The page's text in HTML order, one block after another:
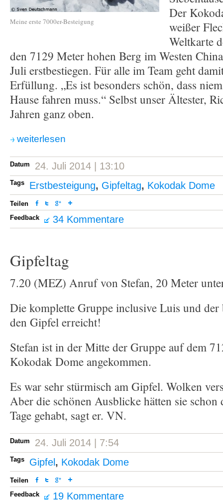
Meine erste 7000er-Besteigung
Der
weißer
Weltkarte
den 7129 Meter hohen Berg im Westen
Juli erstbestiegen. Für alle im Team geht
Erfüllung. „Es ist besonders schön, dass
Hause fahren muss.“ Selbst unser Ältester,
Jahren ganz oben.
weiterlesen
Datum 24. Juli 2014 | 13:10
Tags Erstbesteigung, Gipfeltag, Kokodak Dome
Teilen
Feedback
34 Kommentare
Gipfeltag
7.20 (MEZ) Anruf von Stefan, 20 Meter
Die komplette Gruppe inclusive Luis und der
den Gipfel erreicht!
Stefan ist in der Mitte der Gruppe auf dem
Kokodak Dome angekommen.
Es war sehr stürmisch am Gipfel. Wolken
Aber die schönen Ausblicke hätten sie schon
Tage gehabt, sagt er. VN.
Datum 24. Juli 2014 | 7:54
Tags Gipfel, Kokodak Dome
Teilen
Feedback
19 Kommentare